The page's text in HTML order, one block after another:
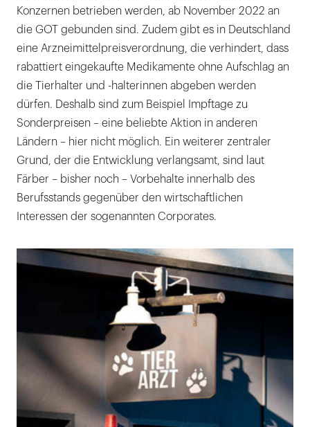
Konzernen betrieben werden, ab November 2022 an
die GOT gebunden sind. Zudem gibt es in Deutschland
eine Arzneimittelpreisverordnung, die verhindert, dass
rabattiert eingekaufte Medikamente ohne Aufschlag an
die Tierhalter und -halterinnen abgeben werden
dürfen. Deshalb sind zum Beispiel Impftage zu
Sonderpreisen – eine beliebte Aktion in anderen
Ländern – hier nicht möglich. Ein weiterer zentraler
Grund, der die Entwicklung verlangsamt, sind laut
Färber – bisher noch – Vorbehalte innerhalb des
Berufsstands gegenüber den wirtschaftlichen
Interessen der sogenannten Corporates.